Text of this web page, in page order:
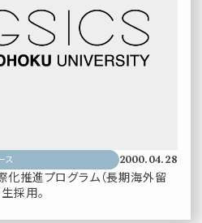
ス
2000.04.28
推進プログラム（長期海外留
採用。